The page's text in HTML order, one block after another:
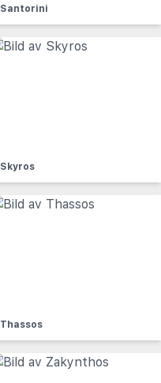
Santorini
Skyros
Thassos